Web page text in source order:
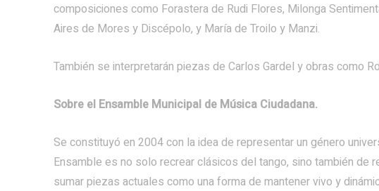
composiciones como Forastera de Rudi Flores, Milonga
Aires de Mores y Discépolo, y María de Troilo y Manzi.
También se interpretarán piezas de Carlos Gardel y obras como
Sobre el Ensamble Municipal de Música Ciudadana.
Se constituyó en 2004 con la idea de representar un género
Ensamble es no solo recrear clásicos del tango, sino también de
sumar piezas actuales como una forma de mantener vivo y